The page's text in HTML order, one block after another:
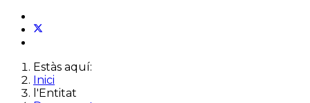
Estàs aquí:
Inici
l'Entitat